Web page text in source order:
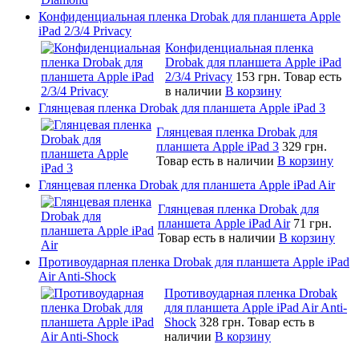
Конфиденциальная пленка Drobak для планшета Apple
iPad 2/3/4 Privacy
Конфиденциальная пленка
Drobak для планшета Apple iPad
2/3/4 Privacy 153 грн. Товар есть
в наличии В корзину
Глянцевая пленка Drobak для планшета Apple iPad 3
Глянцевая пленка Drobak для
планшета Apple iPad 3 329 грн.
Товар есть в наличии В корзину
Глянцевая пленка Drobak для планшета Apple iPad Air
Глянцевая пленка Drobak для
планшета Apple iPad Air 71 грн.
Товар есть в наличии В корзину
Противоударная пленка Drobak для планшета Apple iPad
Air Anti-Shock
Противоударная пленка Drobak
для планшета Apple iPad Air Anti-
Shock 328 грн. Товар есть в
наличии В корзину